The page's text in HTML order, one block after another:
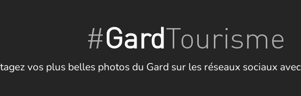
#GardTourisme
vos plus belles photos du Gard sur les réseaux sociaux